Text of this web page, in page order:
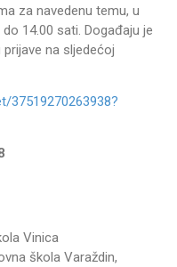
za navedenu temu, u
14.00 sati. Događaju je
na sljedećoj
Vinica
škola Varaždin,